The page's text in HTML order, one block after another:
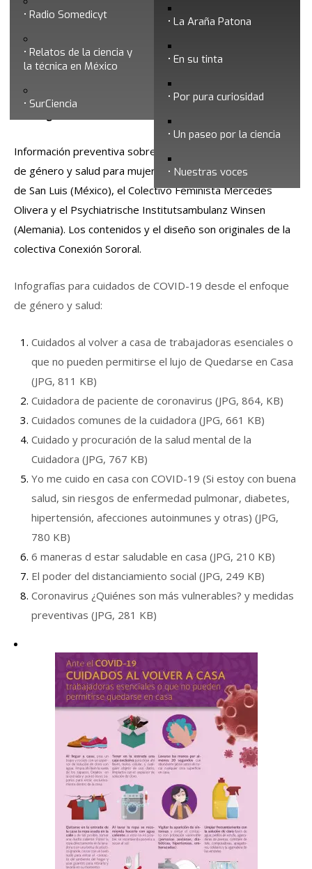
Radio Somedicyt La Araña Patona
En su tinta
Por pura curiosidad
Un paseo por la ciencia
Nuestras voces
Relatos de la ciencia y
la técnica en México
SurCiencia
Información preventiva sobre COVID-19 con un enfoque
de género y salud para mujeres que desarrolló el Colegio
de San Luis (México), el Colectivo Feminista Mercedes
Olivera y el Psychiatrische Institutsambulanz Winsen
(Alemania). Los contenidos y el diseño son originales de la
colectiva Conexión Sororal.
Infografías para cuidados de COVID-19 desde el enfoque
de género y salud:
Cuidados al volver a casa de trabajadoras esenciales o
que no pueden permitirse el lujo de Quedarse en Casa
(JPG, 811 KB)
Cuidadora de paciente de coronavirus (JPG, 864, KB)
Cuidados comunes de la cuidadora (JPG, 661 KB)
Cuidado y procuración de la salud mental de la
Cuidadora (JPG, 767 KB)
Yo me cuido en casa con COVID-19 (Si estoy con buena
salud, sin riesgos de enfermedad pulmonar, diabetes,
hipertensión, afecciones autoinmunes y otras) (JPG,
780 KB)
6 maneras d estar saludable en casa (JPG, 210 KB)
El poder del distanciamiento social (JPG, 249 KB)
Coronavirus ¿Quiénes son más vulnerables? y medidas
preventivas (JPG, 281 KB)